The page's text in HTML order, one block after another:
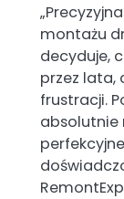
montażu
decyduje,
przez lata,
frustracji.
absolutnie